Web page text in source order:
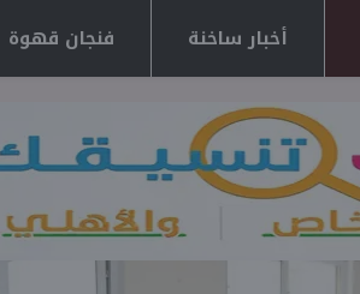
أخبار ساخنة فنجان قهوة